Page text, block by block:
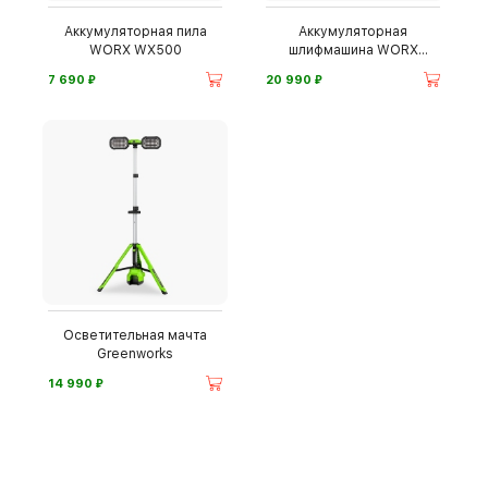
Аккумуляторная пила
WORX WX500
7 690 ⃏
Аккумуляторная
шлифмашина WORX
20 990 ⃏
Осветительная мачта
Greenworks
14 990 ⃏